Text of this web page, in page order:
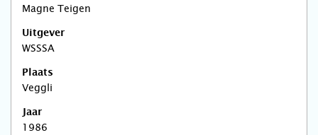
Magne Teigen
Uitgever
WSSSA
Plaats
Veggli
Jaar
1986